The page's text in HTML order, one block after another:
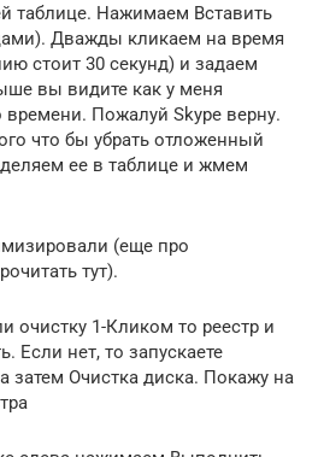
таблице. Нажимаем Вставить
Дважды кликаем на время
стоит 30 секунд) и задаем
вы видите как у меня
времени. Пожалуй Skype верну.
что бы убрать отложенный
ее в таблице и жмем
(еще про
тут).
очистку 1-Кликом то реестр и
Если нет, то запускаете
затем Очистка диска. Покажу на